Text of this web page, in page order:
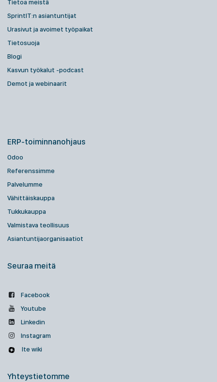
Tietoa meistä
SprintIT:n asiantuntijat
Urasivut ja avoimet työpaikat
Tietosuoja
Blogi
Kasvun työkalut -podcast
Demot ja webinaarit
ERP-toiminnanohjaus
Odoo
Referenssimme
Palvelumme
Vähittäiskauppa
Tukkukauppa
Valmistava teollisuus
Asiantuntijaorganisaatiot
Seuraa meitä
Facebook
Youtube
Linkedin
Instagram
Ite wiki
Yhteystietomme